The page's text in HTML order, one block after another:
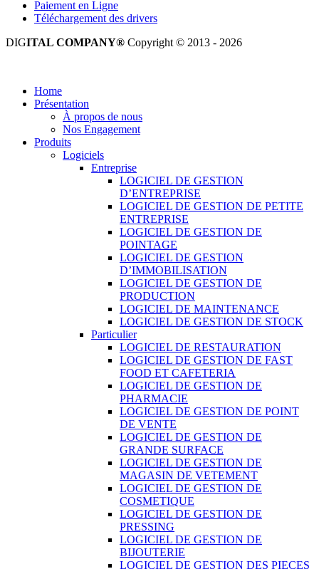
Paiement en Ligne
Téléchargement des drivers
DIGITAL COMPANY® Copyright © 2013 - 2026
Home
Présentation
À propos de nous
Nos Engagement
Produits
Logiciels
Entreprise
LOGICIEL DE GESTION
D’ENTREPRISE
LOGICIEL DE GESTION DE PETITE
ENTREPRISE
LOGICIEL DE GESTION DE
POINTAGE
LOGICIEL DE GESTION
D’IMMOBILISATION
LOGICIEL DE GESTION DE
PRODUCTION
LOGICIEL DE MAINTENANCE
LOGICIEL DE GESTION DE STOCK
Particulier
LOGICIEL DE RESTAURATION
LOGICIEL DE GESTION DE FAST
FOOD ET CAFETERIA
LOGICIEL DE GESTION DE
PHARMACIE
LOGICIEL DE GESTION DE POINT
DE VENTE
LOGICIEL DE GESTION DE
GRANDE SURFACE
LOGICIEL DE GESTION DE
MAGASIN DE VETEMENT
LOGICIEL DE GESTION DE
COSMETIQUE
LOGICIEL DE GESTION DE
PRESSING
LOGICIEL DE GESTION DE
BIJOUTERIE
LOGICIEL DE GESTION DES PIECES